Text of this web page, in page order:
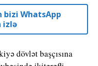
bizi WhatsApp
izlə
dövlət başçısına